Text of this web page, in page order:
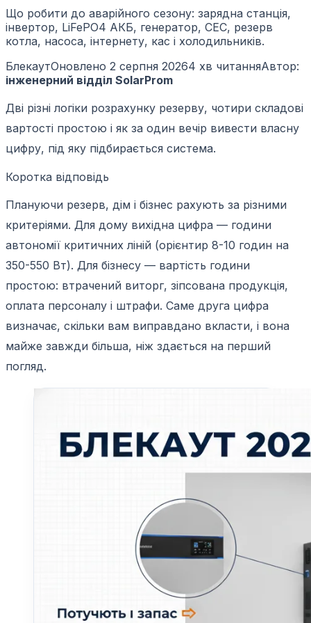
Що робити до аварійного сезону: зарядна станція,
інвертор, LiFePO4 АКБ, генератор, СЕС, резерв
котла, насоса, інтернету, кас і холодильників.
БлекаутОновлено 2 серпня 20264 хв читанняАвтор:
інженерний відділ SolarProm
Дві різні логіки розрахунку резерву, чотири складові
вартості простою і як за один вечір вивести власну
цифру, під яку підбирається система.
Коротка відповідь
Плануючи резерв, дім і бізнес рахують за різними
критеріями. Для дому вихідна цифра — години
автономії критичних ліній (орієнтир 8-10 годин на
350-550 Вт). Для бізнесу — вартість години
простою: втрачений виторг, зіпсована продукція,
оплата персоналу і штрафи. Саме друга цифра
визначає, скільки вам виправдано вкласти, і вона
майже завжди більша, ніж здається на перший
погляд.